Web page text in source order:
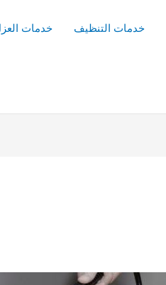
خدمات التنظيف خدمات